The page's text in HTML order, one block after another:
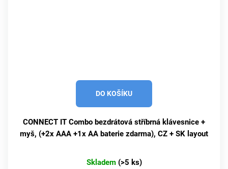
DO KOŠÍKU
CONNECT IT Combo bezdrátová stříbrná klávesnice +
myš, (+2x AAA +1x AA baterie zdarma), CZ + SK layout
Skladem (>5 ks)